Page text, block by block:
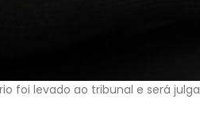
foi levado ao tribunal e será